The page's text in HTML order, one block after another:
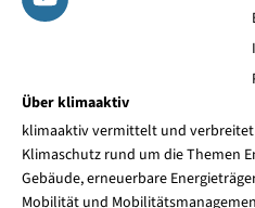
Über klimaaktiv
klimaaktiv vermittelt und verbreitet
Klimaschutz rund um die Themen
Gebäude, erneuerbare
Mobilität und